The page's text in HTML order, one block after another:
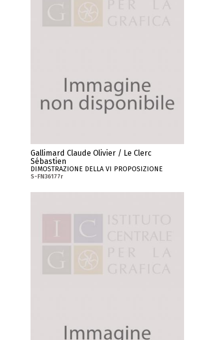
Gallimard Claude Olivier / Le Clerc
Sébastien
DIMOSTRAZIONE DELLA VI PROPOSIZIONE
S-FN36177r